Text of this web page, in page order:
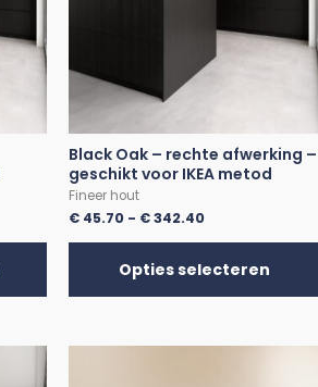
Black Oak – rechte afwerking –
geschikt voor IKEA metod
Fineer hout
€ 45.70 - €342.40
Opties selecteren